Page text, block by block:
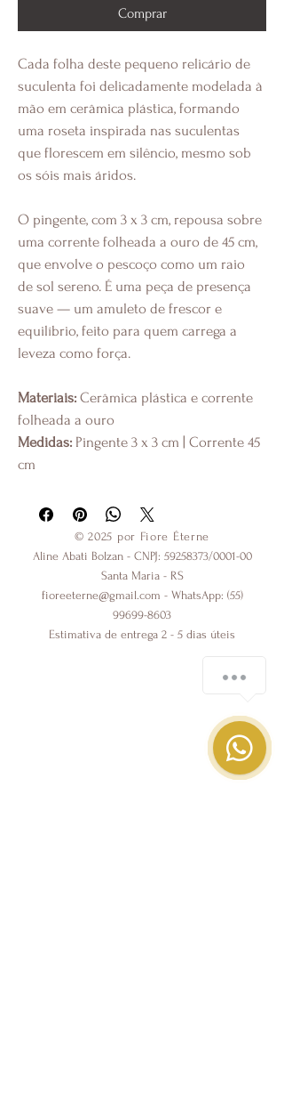
Comprar
Cada folha deste pequeno relicário de
suculenta foi delicadamente modelada à
mão em cerâmica plástica, formando
uma roseta inspirada nas suculentas
que florescem em silêncio, mesmo sob
os sóis mais áridos.
O pingente, com 3 x 3 cm, repousa sobre
uma corrente folheada a ouro de 45 cm,
que envolve o pescoço como um raio
de sol sereno. É uma peça de presença
suave — um amuleto de frescor e
equilíbrio, feito para quem carrega a
leveza como força.
Materiais: Cerâmica plástica e corrente
folheada a ouro
Medidas: Pingente 3 x 3 cm | Corrente 45
cm
© 2025 por Fiore Éterne
Aline Abati Bolzan - CNPJ: 59258373/0001-00
Santa Maria - RS
fioreeterne@gmail.com - WhatsApp: (55)
99699-8603
Estimativa de entrega 2 - 5 dias úteis